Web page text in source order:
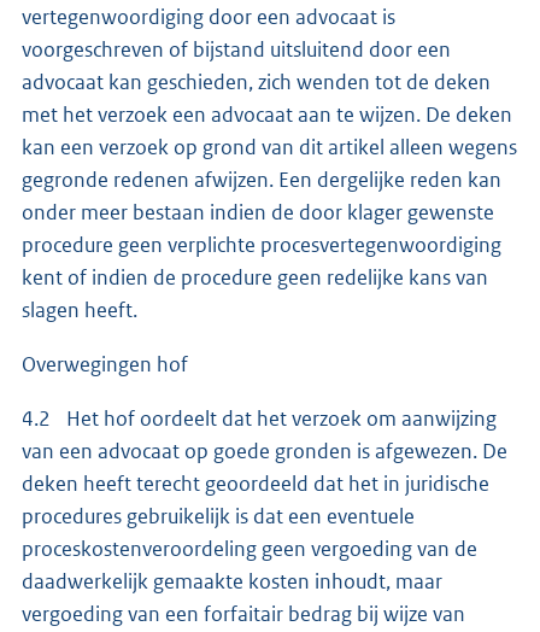
vertegenwoordiging door een advocaat is
voorgeschreven of bijstand uitsluitend door een
advocaat kan geschieden, zich wenden tot de deken
met het verzoek een advocaat aan te wijzen. De deken
kan een verzoek op grond van dit artikel alleen wegens
gegronde redenen afwijzen. Een dergelijke reden kan
onder meer bestaan indien de door klager gewenste
procedure geen verplichte procesvertegenwoordiging
kent of indien de procedure geen redelijke kans van
slagen heeft.
Overwegingen hof
4.2 Het hof oordeelt dat het verzoek om aanwijzing
van een advocaat op goede gronden is afgewezen. De
deken heeft terecht geoordeeld dat het in juridische
procedures gebruikelijk is dat een eventuele
proceskostenveroordeling geen vergoeding van de
daadwerkelijk gemaakte kosten inhoudt, maar
vergoeding van een forfaitair bedrag bij wijze van